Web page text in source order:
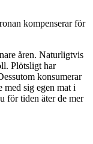
kompenserar för
åren. Naturligtvis
Plötsligt har
konsumerar
med sig egen mat i
för tiden äter de mer